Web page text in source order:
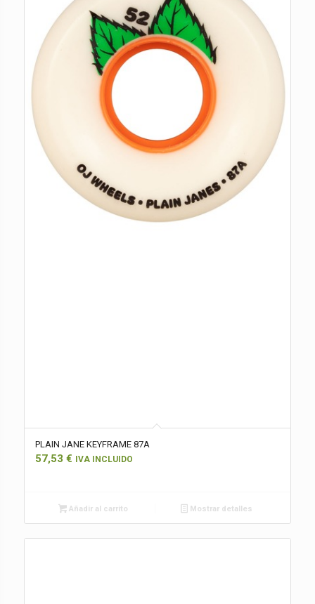
PLAIN JANE KEYFRAME 87A
57,53 € IVA INCLUIDO
Añadir al carrito Mostrar detalles